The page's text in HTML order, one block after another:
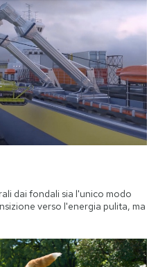
dai fondali sia l'unico modo
verso l'energia pulita, ma